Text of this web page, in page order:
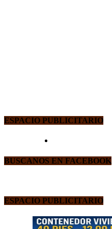
ESPACIO PUBLICITARIO
BUSCANOS EN FACEBOOK
ESPACIO PUBLICITARIO